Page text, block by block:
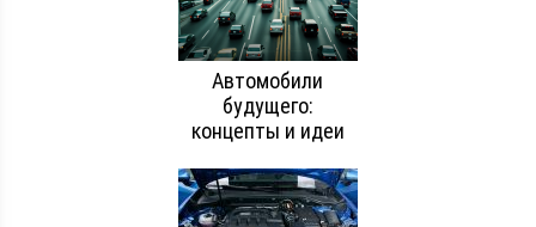
Автомобили
будущего:
концепты и идеи